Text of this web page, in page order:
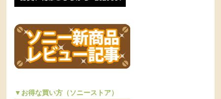
▼お得な買い方（ソニーストア）